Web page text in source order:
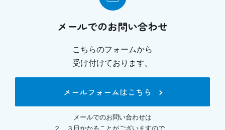
メールでのお問い合わせ
こちらのフォームから
受け付けております。
メールフォームはこちら
メールでのお問い合わせは
２、３日かかることがございますので、